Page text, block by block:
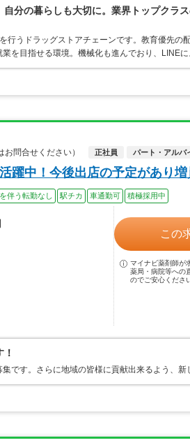
分の暮らしも大切に。業界トップクラ
行うドラッグストアチェーンです。教育優先の
業を目指せる環境。機械化も進んでおり、LINE
問合せください）
正社員 パート・アルバ
躍中！今後出店の予定があり
伴う転勤なし 駅チカ 車通勤可 積極採用中
この
マイナビ薬剤師が
薬局・病院等への
のでご安心くださ
です。さらに地域の皆様に貢献出来るよう、新